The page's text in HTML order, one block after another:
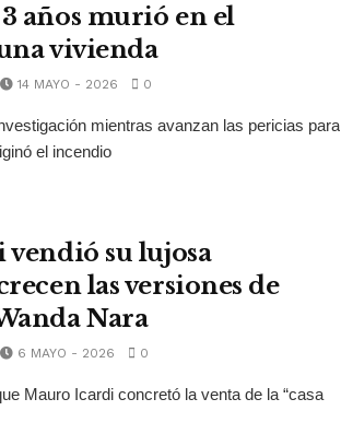
años murió en el
vivienda
14 MAYO - 2026 0
mientras avanzan las pericias para
el incendio
su lujosa
las versiones de
Nara
6 MAYO - 2026 0
Mauro Icardi concretó la venta de la “casa